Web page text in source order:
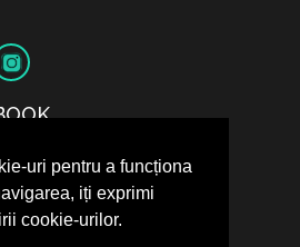
uri pentru a funcționa
iți exprimi
cookie-urilor.